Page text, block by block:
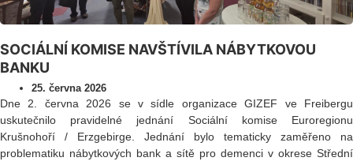
SOCIÁLNÍ KOMISE NAVŠTÍVILA NÁBYTKOVOU
BANKU
25. června 2026
Dne 2. června 2026 se v sídle organizace GIZEF ve Freibergu
uskutečnilo pravidelné jednání Sociální komise Euroregionu
Krušnohoří / Erzgebirge. Jednání bylo tematicky zaměřeno na
problematiku nábytkových bank a sítě pro demenci v okrese Střední